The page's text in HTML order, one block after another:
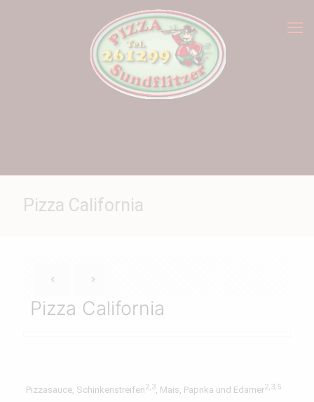
Pizza California
Pizza California
Pizzasauce, Schinkenstreifen2,3, Mais, Paprika und Edamer2,3,5